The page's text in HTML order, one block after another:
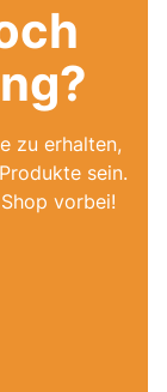
zu erhalten,
sein.
vorbei!